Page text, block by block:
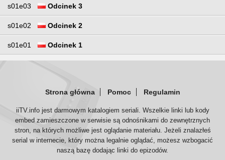
s01e03 Odcinek 3
s01e02 Odcinek 2
s01e01 Odcinek 1
Strona główna Pomoc Regulamin
iiTV.info jest darmowym katalogiem seriali. Wszelkie linki lub kody
embed zamieszczone w serwisie są odnośnikami do zewnętrznych
stron, na których możliwe jest oglądanie materiału. Jeżeli znalazłeś
serial w internecie, który można legalnie oglądać, możesz wzbogacić
naszą bazę dodając linki do epizodów.